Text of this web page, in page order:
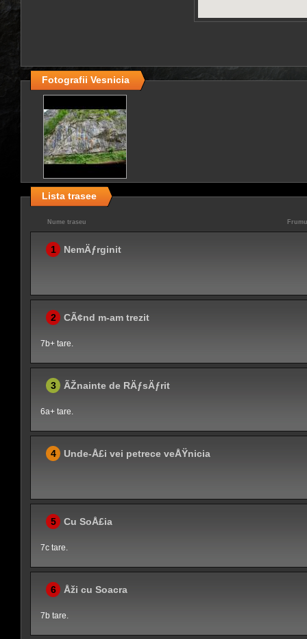
Fotografii Vesnicia
Lista trasee
Nume traseu
1 NemÄƒrginit
2 CÃ¢nd m-am trezit
7b+ tare.
3 ÃŽnainte de RÄƒsÄƒrit
6a+ tare.
4 Unde-Å£i vei petrece veÅŸnicia
5 Cu SoÅ£ia
7c tare.
6 Åži cu Soacra
7b tare.